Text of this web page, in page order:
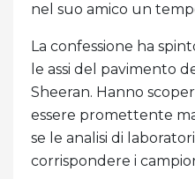
nel suo amico un
La confessione ha
le assi del pavimento
Sheeran. Hanno
essere promettente
se le analisi di
corrispondere i